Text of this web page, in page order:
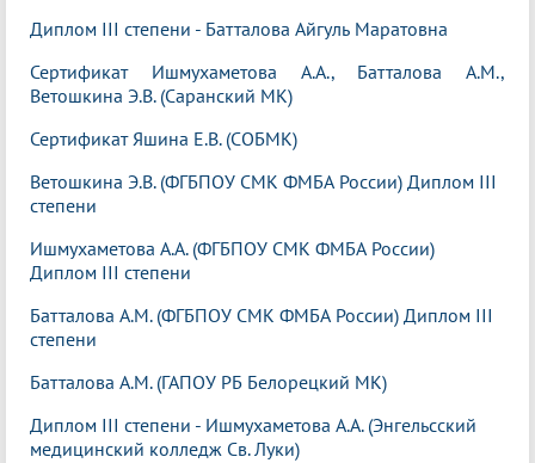
Диплом III степени - Батталова Айгуль Маратовна
Сертификат Ишмухаметова А.А., Батталова А.М.,
Ветошкина Э.В. (Саранский МК)
Сертификат Яшина Е.В. (СОБМК)
Ветошкина Э.В. (ФГБПОУ СМК ФМБА России) Диплом III
степени
Ишмухаметова А.А. (ФГБПОУ СМК ФМБА России)
Диплом III степени
Батталова А.М. (ФГБПОУ СМК ФМБА России) Диплом III
степени
Батталова А.М. (ГАПОУ РБ Белорецкий МК)
Диплом III степени - Ишмухаметова А.А. (Энгельсский
медицинский колледж Св. Луки)